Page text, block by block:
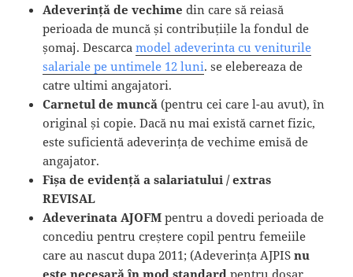
Adeverință de vechime din care să reiasă
perioada de muncă și contribuțiile la fondul de
șomaj. Descarcamodel adeverinta cu veniturile
salariale pe untimele 12 luni. se elebereaza de
catre ultimi angajatori.
Carnetul de muncă (pentru cei care l-au avut), în
original și copie. Dacă nu mai există carnet fizic,
este suficientă adeverința de vechime emisă de
angajator.
Fișa de evidență a salariatului / extras
REVISAL
Adeverinata AJOFM pentru a dovedi perioada de
concediu pentru creștere copil pentru femeiile
care au nascut dupa 2011; (Adeverința AJPISnu
este necesară în mod standard pentru dosar.